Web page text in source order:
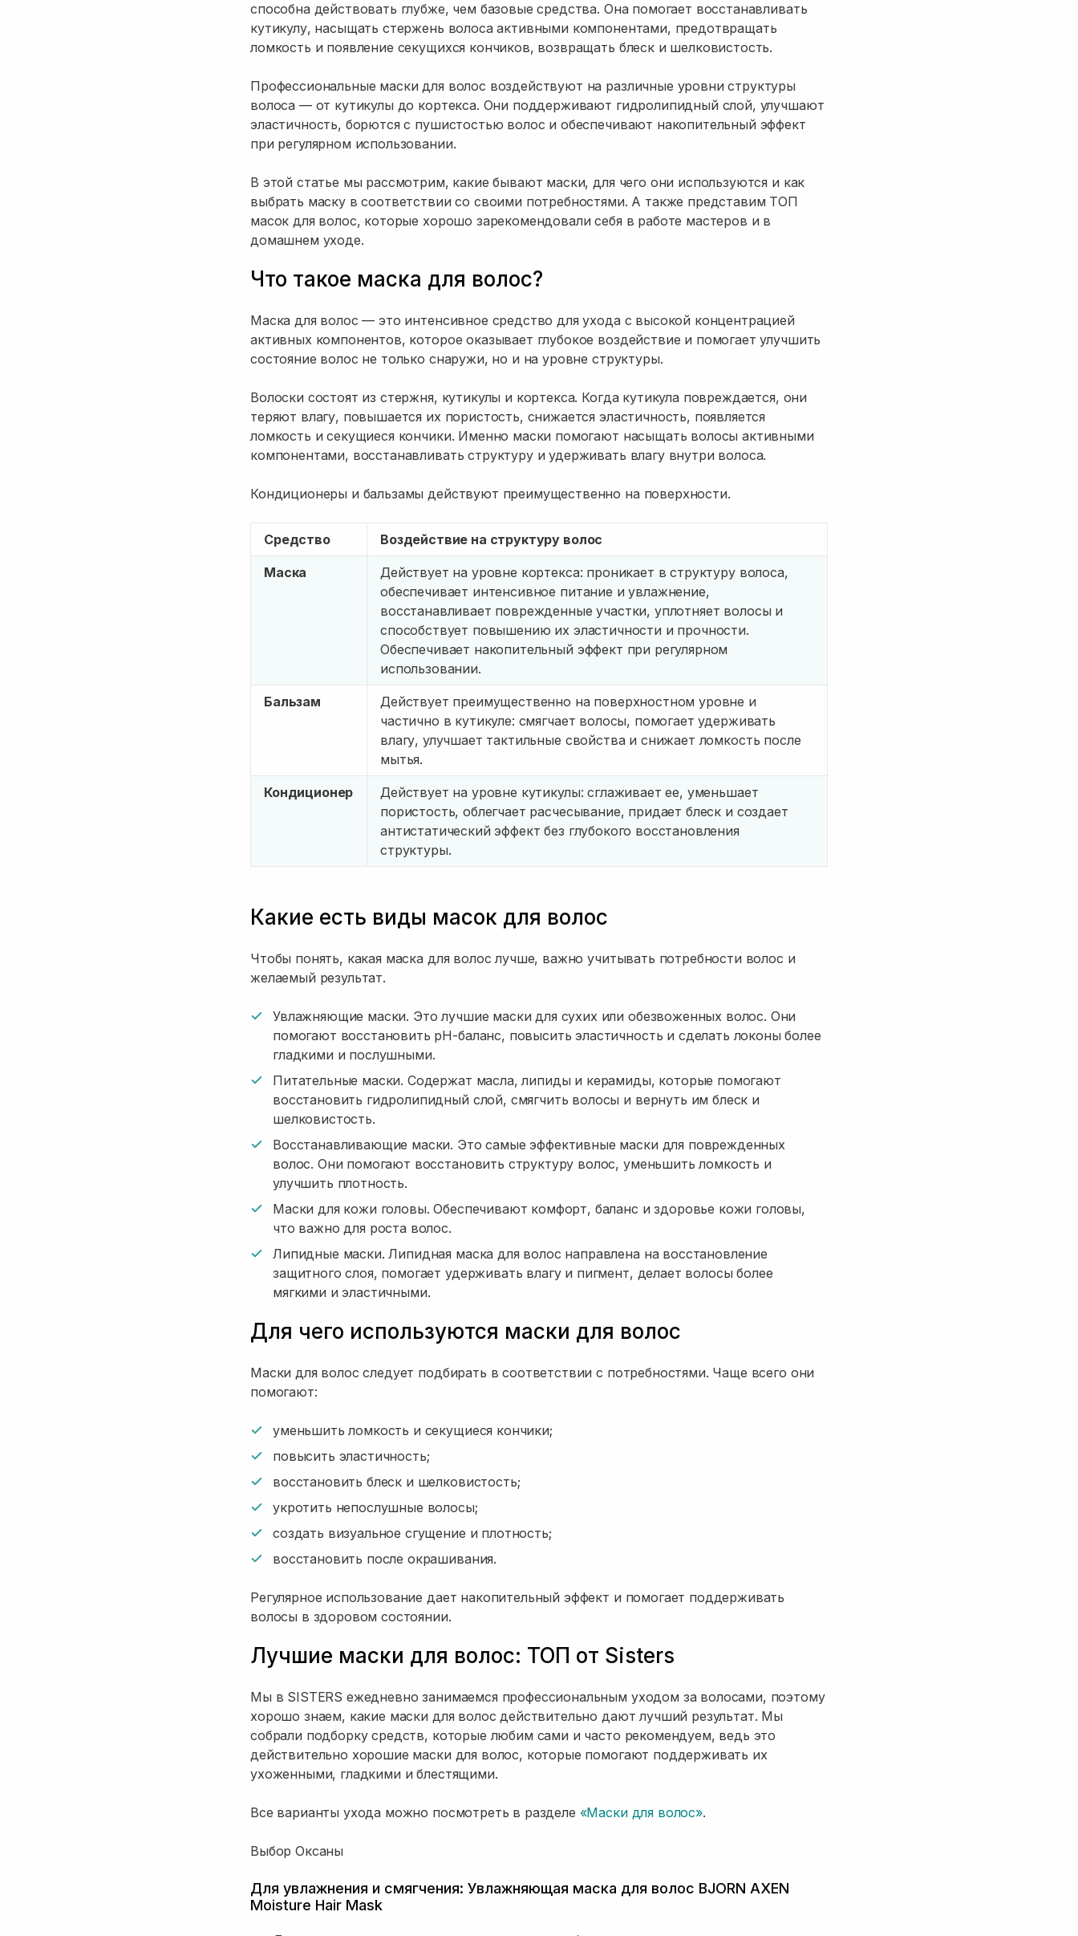
способна действовать глубже, чем базовые средства. Она помогает восстанавливать
кутикулу, насыщать стержень волоса активными компонентами, предотвращать
ломкость и появление секущихся кончиков, возвращать блеск и шелковистость.
Профессиональные маски для волос воздействуют на различные уровни структуры
волоса — от кутикулы до кортекса. Они поддерживают гидролипидный слой, улучшают
эластичность, борются с пушистостью волос и обеспечивают накопительный эффект
при регулярном использовании.
В этой статье мы рассмотрим, какие бывают маски, для чего они используются и как
выбрать маску в соответствии со своими потребностями. А также представим ТОП
масок для волос, которые хорошо зарекомендовали себя в работе мастеров и в
домашнем уходе.
Что такое маска для волос?
Маска для волос — это интенсивное средство для ухода с высокой концентрацией
активных компонентов, которое оказывает глубокое воздействие и помогает улучшить
состояние волос не только снаружи, но и на уровне структуры.
Волоски состоят из стержня, кутикулы и кортекса. Когда кутикула повреждается, они
теряют влагу, повышается их пористость, снижается эластичность, появляется
ломкость и секущиеся кончики. Именно маски помогают насыщать волосы активными
компонентами, восстанавливать структуру и удерживать влагу внутри волоса.
Кондиционеры и бальзамы действуют преимущественно на поверхности.
Средство Воздействие на структуру волос
Маска
Действует на уровне кортекса: проникает в структуру волоса,
обеспечивает интенсивное питание и увлажнение,
восстанавливает поврежденные участки, уплотняет волосы и
способствует повышению их эластичности и прочности.
Обеспечивает накопительный эффект при регулярном
использовании.
Бальзам
Действует преимущественно на поверхностном уровне и
частично в кутикуле: смягчает волосы, помогает удерживать
влагу, улучшает тактильные свойства и снижает ломкость после
мытья.
Кондиционер
Действует на уровне кутикулы: сглаживает ее, уменьшает
пористость, облегчает расчесывание, придает блеск и создает
антистатический эффект без глубокого восстановления
структуры.
Какие есть виды масок для волос
Чтобы понять, какая маска для волос лучше, важно учитывать потребности волос и
желаемый результат.
Увлажняющие маски. Это лучшие маски для сухих или обезвоженных волос. Они
помогают восстановить pH-баланс, повысить эластичность и сделать локоны более
гладкими и послушными.
Питательные маски. Содержат масла, липиды и керамиды, которые помогают
восстановить гидролипидный слой, смягчить волосы и вернуть им блеск и
шелковистость.
Восстанавливающие маски. Это самые эффективные маски для поврежденных
волос. Они помогают восстановить структуру волос, уменьшить ломкость и
улучшить плотность.
Маски для кожи головы. Обеспечивают комфорт, баланс и здоровье кожи головы,
что важно для роста волос.
Липидные маски. Липидная маска для волос направлена на восстановление
защитного слоя, помогает удерживать влагу и пигмент, делает волосы более
мягкими и эластичными.
Для чего используются маски для волос
Маски для волос следует подбирать в соответствии с потребностями. Чаще всего они
помогают:
уменьшить ломкость и секущиеся кончики;
повысить эластичность;
восстановить блеск и шелковистость;
укротить непослушные волосы;
создать визуальное сгущение и плотность;
восстановить после окрашивания.
Регулярное использование дает накопительный эффект и помогает поддерживать
волосы в здоровом состоянии.
Лучшие маски для волос: ТОП от Sisters
Мы в SISTERS ежедневно занимаемся профессиональным уходом за волосами, поэтому
хорошо знаем, какие маски для волос действительно дают лучший результат. Мы
собрали подборку средств, которые любим сами и часто рекомендуем, ведь это
действительно хорошие маски для волос, которые помогают поддерживать их
ухоженными, гладкими и блестящими.
Все варианты ухода можно посмотреть в разделе «Маски для волос».
Выбор Оксаны
Для увлажнения и смягчения: Увлажняющая маска для волос BJORN AXEN
Moisture Hair Mask